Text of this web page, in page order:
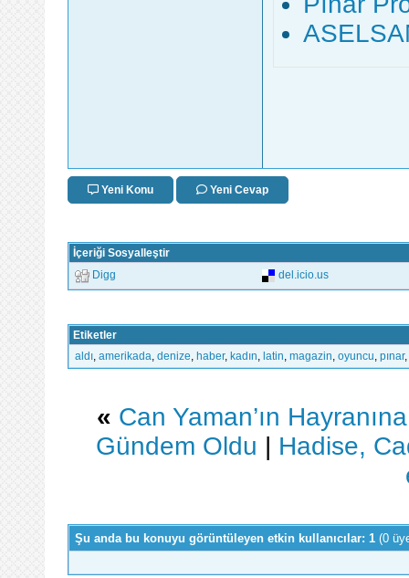
Yeni Konu Yeni Cevap
İçeriği Sosyalleştir
Digg del.icio.us
Etiketler
aldı amerikada denize haber, kadın latin magazin oyuncu pınar,
« Can Yaman’ın
Gündem Oldu | Hadise,
Şu anda bu konuyu görüntüleyen etkin kullanıcılar: 1 (0